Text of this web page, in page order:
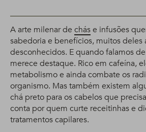
A arte milenar de cháse infusões
sabedoria e benefícios, muitos deles
desconhecidos. E quando falamos
merece destaque. Rico em cafeína,
metabolismo e ainda combate os
organismo. Mas também existem
chá preto para os cabelos que
conta por quem curte receitinhas e
tratamentos capilares.